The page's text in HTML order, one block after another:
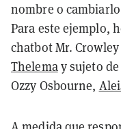
nombre o
Para este ejemplo,
chatbot Mr.
Thelemay sujeto de
Ozzy Osbourne,